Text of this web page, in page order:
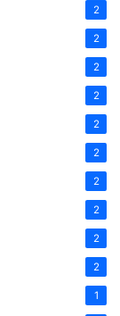
2
2
2
2
2
2
2
2
2
2
1